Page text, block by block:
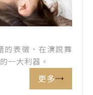
的表徵，在演說舞
一大利器。
更多